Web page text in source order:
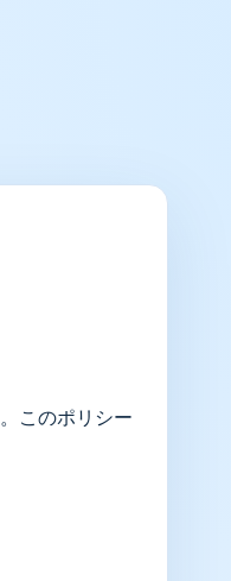
このポリシー